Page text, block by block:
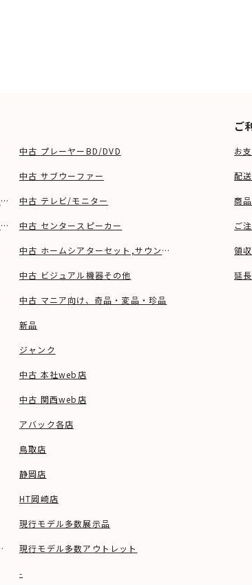
、ウーファー等)
ド等)
ル等)
中古 プレーヤーBD/DVD
中古 サブウーファー
中古 テレビ/モニター
中古 センタースピーカー
中古 ホームシアターセット,サウンドバー
中古 ビジュアル機器その他
中古 マニア向け、奇品・変品・珍品
新品
ジャンク
中古 本社web店
中古 関西web店
アバック各店
鳥取店
静岡店
HT岡崎店
現行モデル多数展示品
現行モデル多数アウトレット
-
ご
お
配
商
ご
領
延